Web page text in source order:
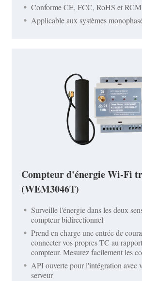
Conforme CE, FCC, RoHS et RCM
Applicable aux systèmes
Compteur d'énergie Wi-Fi
(WEM3046T)
Surveille l'énergie dans les deux
compteur bidirectionnel
Prend en charge une entrée de
connecter vos propres TC au
compteur. Mesurez facilement les
API ouverte pour l'intégration avec
serveur